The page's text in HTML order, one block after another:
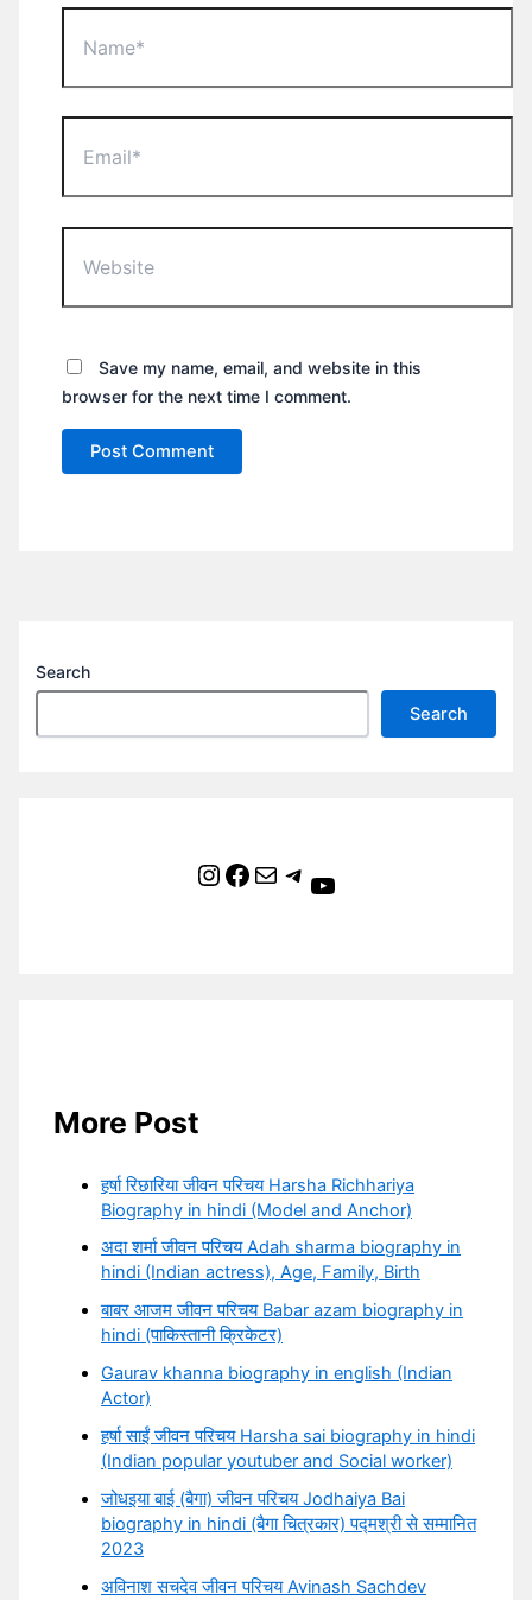
Save my name, email, and website in this
browser for the next time I comment.
Search
Search
Instagram Facebook Mail Telegram YouTube
More Post
हर्षा रिछारिया जीवन परिचय Harsha Richhariya
Biography in hindi (Model and Anchor)
अदा शर्मा जीवन परिचय Adah sharma biography in
hindi (Indian actress), Age, Family, Birth
बाबर आजम जीवन परिचय Babar azam biography in
hindi (पाकिस्तानी क्रिकेटर)
Gaurav khanna biography in english (Indian
Actor)
हर्षा साईं जीवन परिचय Harsha sai biography in hindi
(Indian popular youtuber and Social worker)
जोधइया बाई (बैगा) जीवन परिचय Jodhaiya Bai
biography in hindi (बैगा चित्रकार) पद्मश्री से सम्मानित
2023
अविनाश सचदेव जीवन परिचय Avinash Sachdev